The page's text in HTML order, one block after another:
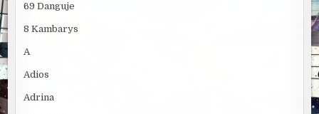
69 Danguje
8 Kambarys
A
Adios
Adrina